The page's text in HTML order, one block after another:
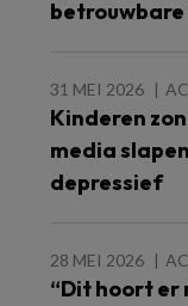
betrouwbare
31 MEI 2026
Kinderen
media
depressief
28 MEI 2026
“Dit hoort er